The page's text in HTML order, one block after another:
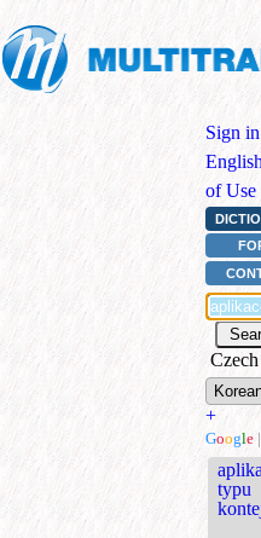
Sign in
English
of Use
Czech
+
Google |
typu